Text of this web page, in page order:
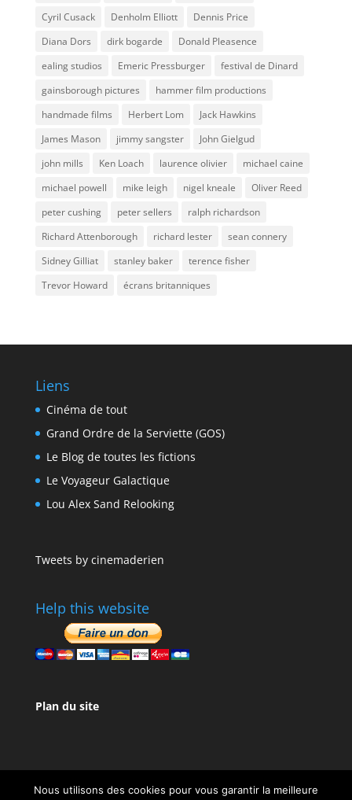
Cyril Cusack
Denholm Elliott
Dennis Price
Diana Dors
dirk bogarde
Donald Pleasence
ealing studios
Emeric Pressburger
festival de Dinard
gainsborough pictures
hammer film productions
handmade films
Herbert Lom
Jack Hawkins
James Mason
jimmy sangster
John Gielgud
john mills
Ken Loach laurence olivier
michael caine
michael powell
mike leigh nigel kneale
Oliver Reed
peter cushing
peter sellers
ralph richardson
Richard Attenborough
richard lester
sean connery
Sidney Gilliat
stanley baker
terence fisher
Trevor Howard
écrans britanniques
Liens
Cinéma de tout
Grand Ordre de la Serviette (GOS)
Le Blog de toutes les fictions
Le Voyageur Galactique
Lou Alex Sand Relooking
Tweets by cinemaderien
Help this website
Plan du site
Nous utilisons des cookies pour vous garantir la meilleure